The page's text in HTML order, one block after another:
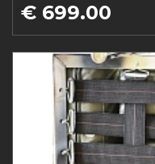
€ 699.00